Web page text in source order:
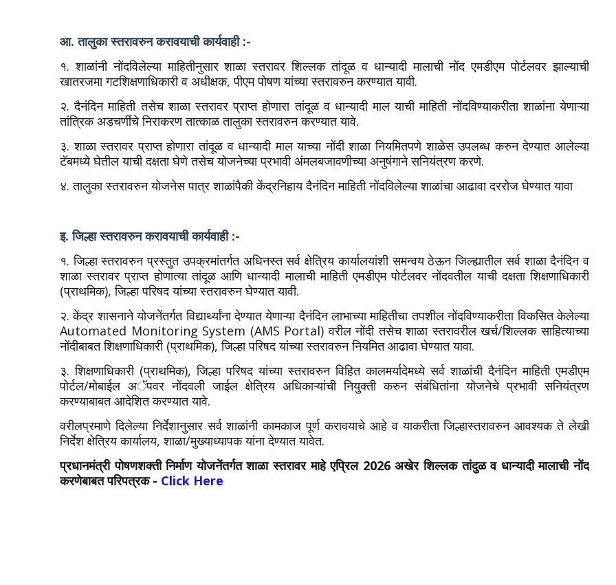
आ. तालुका स्तरावरुन करावयाची कार्यवाही :-
१. शाळांनी नोंदविलेल्या माहितीनुसार शाळा स्तरावर शिल्लक तांदूळ व धान्यादी मालाची नोंद एमडीएम पोर्टलवर झाल्याची
खातरजमा गटशिक्षणाधिकारी व अधीक्षक, पीएम पोषण यांच्या स्तरावरुन करण्यात यावी.
२. दैनंदिन माहिती तसेच शाळा स्तरावर प्राप्त होणारा तांदूळ व धान्यादी माल याची माहिती नोंदविण्याकरीता शाळांना येणाऱ्या
तांत्रिक अडचर्णीचे निराकरण तात्काळ तालुका स्तरावरुन करण्यात यावे.
३. शाळा स्तरावर प्राप्त होणारा तांदूळ व धान्यादी माल याच्या नोंदी शाळा नियमितपणे शाळेस उपलब्ध करुन देण्यात आलेल्या
टॅबमध्ये घेतील याची दक्षता घेणे तसेच योजनेच्या प्रभावी अंमलबजावणीच्या अनुषंगाने सनियंत्रण करणे.
४. तालुका स्तरावरुन योजनेस पात्र शाळांपैकी केंद्रनिहाय दैनंदिन माहिती नोंदविलेल्या शाळांचा आढावा दररोज घेण्यात यावा
इ. जिल्हा स्तरावरुन करावयाची कार्यवाही :-
१. जिल्हा स्तरावरुन प्रस्तुत उपक्रमांतर्गत अधिनस्त सर्व क्षेत्रिय कार्यालयांशी समन्वय ठेऊन जिल्ह्यातील सर्व शाळा दैनंदिन व
शाळा स्तरावर प्राप्त होणात्या तांदूळ आणि धान्यादी मालाची माहिती एमडीएम पोर्टलवर नोंदवतील याची दक्षता शिक्षणाधिकारी
(प्राथमिक), जिल्हा परिषद यांच्या स्तरावरुन घेण्यात यावी.
२. केंद्र शासनाने योजनेंतर्गत विद्यार्थ्यांना देण्यात येणाऱ्या दैनंदिन लाभाच्या माहितीचा तपशील नोंदविण्याकरीता विकसित केलेल्या
Automated Monitoring System (AMS Portal) वरील नोंदी तसेच शाळा स्तरावरील खर्च/शिल्लक साहित्याच्या
नोंदीबाबत शिक्षणाधिकारी (प्राथमिक), जिल्हा परिषद यांच्या स्तरावरुन नियमित आढावा घेण्यात यावा.
३. शिक्षणाधिकारी (प्राथमिक), जिल्हा परिषद यांच्या स्तरावरुन विहित कालमर्यादेमध्ये सर्व शाळांची दैनंदिन माहिती एमडीएम
पोर्टल/मोबाईल अॅपवर नोंदवली जाईल क्षेत्रिय अधिकाऱ्यांची नियुक्ती करुन संबंधितांना योजनेचे प्रभावी सनियंत्रण
करण्याबाबत आदेशित करण्यात यावे.
वरीलप्रमाणे दिलेल्या निर्देशानुसार सर्व शाळांनी कामकाज पूर्ण करावयाचे आहे व याकरीता जिल्हास्तरावरुन आवश्यक ते लेखी
निर्देश क्षेत्रिय कार्यालय, शाळा/मुख्याध्यापक यांना देण्यात यावेत.
प्रधानमंत्री पोषणशक्ती निर्माण योजनेंतर्गत शाळा स्तरावर माहे एप्रिल 2026 अखेर शिल्लक तांदुळ व धान्यादी मालाची नोंद
करणेबाबत परिपत्रक - Click Here